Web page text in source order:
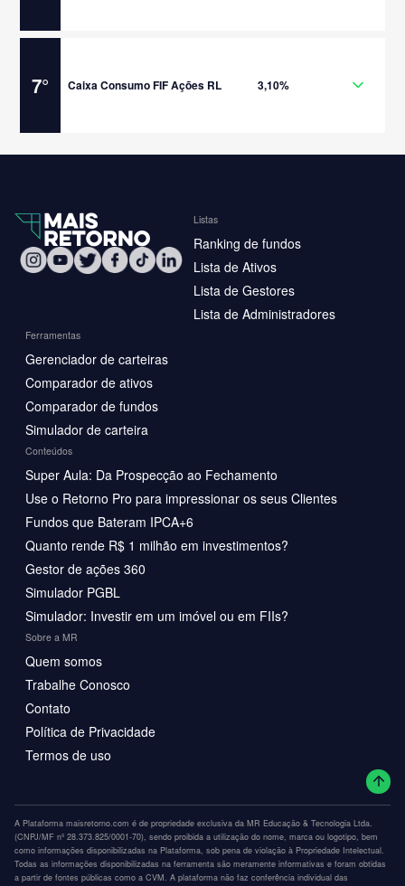
7° Caixa Consumo FIF Ações RL 3,10%
Listas
Ranking de fundos
Lista de Ativos
Lista de Gestores
Lista de Administradores
Ferramentas
Gerenciador de carteiras
Comparador de ativos
Comparador de fundos
Simulador de carteira
Conteúdos
Super Aula: Da Prospecção ao Fechamento
Use o Retorno Pro para impressionar os seus Clientes
Fundos que Bateram IPCA+6
Quanto rende R$ 1 milhão em investimentos?
Gestor de ações 360
Simulador PGBL
Simulador: Investir em um imóvel ou em FIIs?
Sobre a MR
Quem somos
Trabalhe Conosco
Contato
Política de Privacidade
Termos de uso
A Plataforma maisretorno.com é de propriedade exclusiva da MR Educação & Tecnologia Ltda.
(CNPJ/MF nº 28.373.825/0001-70), sendo proibida a utilização do nome, marca ou logotipo, bem
como informações disponibilizadas na Plataforma, sob pena de violação à Propriedade Intelectual.
Todas as informações disponibilizadas na ferramenta são meramente informativas e foram obtidas
a partir de fontes públicas como a CVM. A plataforma não faz conferência individual das